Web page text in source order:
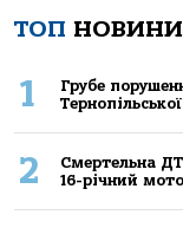
ТОП
1
Грубе
2
Смертельнa
16-річний